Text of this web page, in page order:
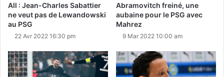
All : Jean-Charles Sabattier
ne veut pas de Lewandowski
au PSG
22 Avr 2022 16:30 pm
Abramovitch freiné, une
aubaine pour le PSG avec
Mahrez
9 Mar 2022 10:00 am